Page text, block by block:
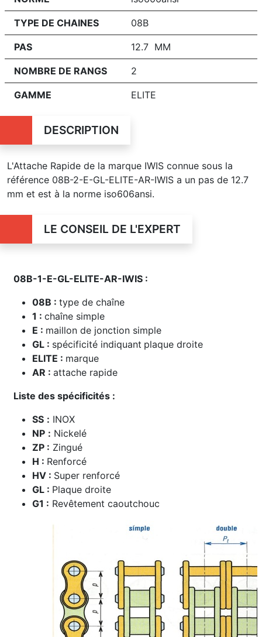
TYPE DE CHAINES 08B
PAS 12.7 MM
NOMBRE DE RANGS 2
GAMME ELITE
DESCRIPTION
L'Attache Rapide de la marque IWIS connue sous la
référence 08B-2-E-GL-ELITE-AR-IWIS a un pas de 12.7
mm et est à la norme iso606ansi.
LE CONSEIL DE L'EXPERT
08B-1-E-GL-ELITE-AR-IWIS :
08B : type de chaîne
1 : chaîne simple
E : maillon de jonction simple
GL : spécificité indiquant plaque droite
ELITE : marque
AR : attache rapide
Liste des spécificités :
SS : INOX
NP : Nickelé
ZP : Zingué
H : Renforcé
HV : Super renforcé
GL : Plaque droite
G1 : Revêtement caoutchouc